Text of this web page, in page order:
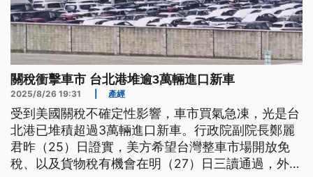
關稅衝擊車市 台北港堆逾3萬輛進口新車
2025/8/26 19:31 產經
受到美國關稅不確定性影響，車市買氣急凍，光是台
北港已堆積超過3萬輛進口新車。行政院副院長鄭麗
君昨（25）日證實，美方希望台灣整車市場開放免
稅、以及貨物稅有機會在明（27）日三讀通過，外界